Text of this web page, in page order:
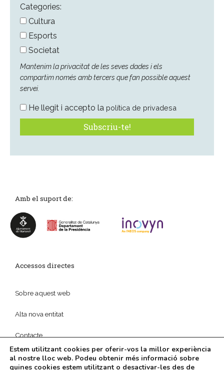
*Categories:
Cultura
Esports
Societat
Mantenim la privacitat de les seves dades i els
compartim només amb tercers que fan possible aquest
servei.
He llegit i accepto la política de privadesa
Amb el suport de:
Accessos directes
Sobre aquest web
Alta nova entitat
Contacte
Estem utilitzant cookies per oferir-vos la millor experiència
al nostre lloc web. Podeu obtenir més informació sobre
quines cookies estem utilitzant o desactivar-les des de